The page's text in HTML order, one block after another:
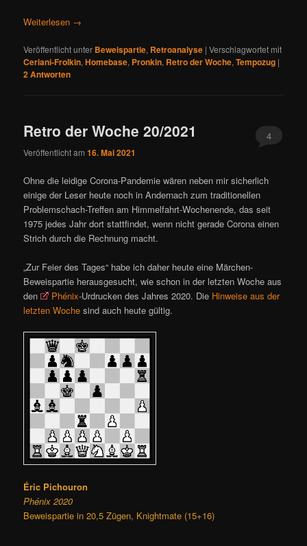
Weiterlesen →
Veröffentlicht unter Beweispartie, Retroanalyse |Verschlagwortet mit
Ceriani-Frolkin,Homebase, Pronkin, Retro der Woche,Tempozug |
2Antworten
Retro der Woche 20/2021
Veröffentlicht am16. Mai 2021
4
Ohne die leidige Corona-Pandemie wären neben mir sicherlich
einige der Leser heute noch in Andernach zum traditionellen
Problemschach-Treffen am Himmelfahrt-Wochenende, das seit
1975 jedes Jahr dort stattfindet, wenn nicht gerade Corona einen
Strich durch die Rechnung macht.
„Zur Feier des Tages“ habe ich daher heute eine Märchen-
Beweispartie herausgesucht, wie schon in der letzten Woche aus
den
Phénix-Urdrucken des Jahres 2020. Die Hinweise aus der
letzten Woche sind auch heute gültig.
Éric Pichouron
Phénix 2020
Beweispartie in 20,5 Zügen, Knightmate (15+16)